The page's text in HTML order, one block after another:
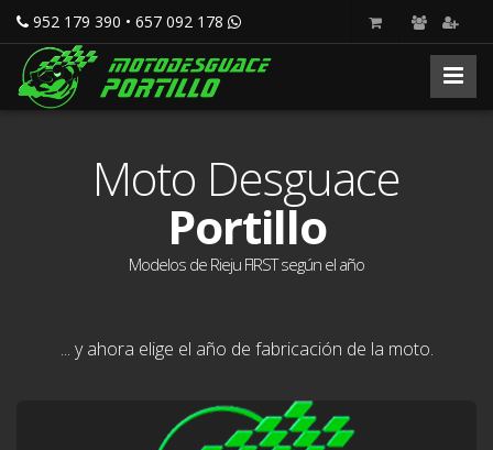
952 179 390 • 657 092 178
Moto Desguace
Portillo
Modelos de Rieju FIRST según el año
... y ahora elige el año de fabricación de la moto.